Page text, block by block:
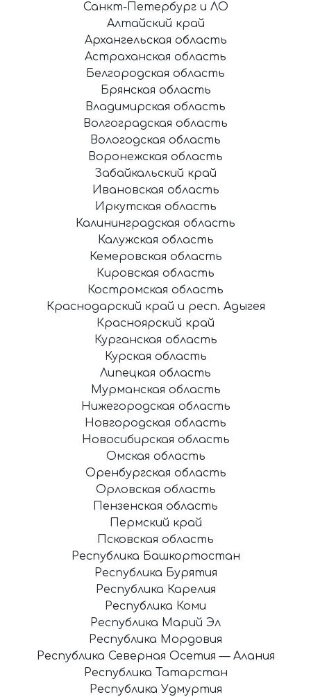
Санкт-Петербург и ЛО
Алтайский край
Архангельская область
Астраханская область
Белгородская область
Брянская область
Владимирская область
Волгоградская область
Вологодская область
Воронежская область
Забайкальский край
Ивановская область
Иркутская область
Калининградская область
Калужская область
Кемеровская область
Кировская область
Костромская область
Краснодарский край и респ. Адыгея
Красноярский край
Курганская область
Курская область
Липецкая область
Мурманская область
Нижегородская область
Новгородская область
Новосибирская область
Омская область
Оренбургская область
Орловская область
Пензенская область
Пермский край
Псковская область
Республика Башкортостан
Республика Бурятия
Республика Карелия
Республика Коми
Республика Марий Эл
Республика Мордовия
Республика Северная Осетия — Алания
Республика Татарстан
Республика Удмуртия